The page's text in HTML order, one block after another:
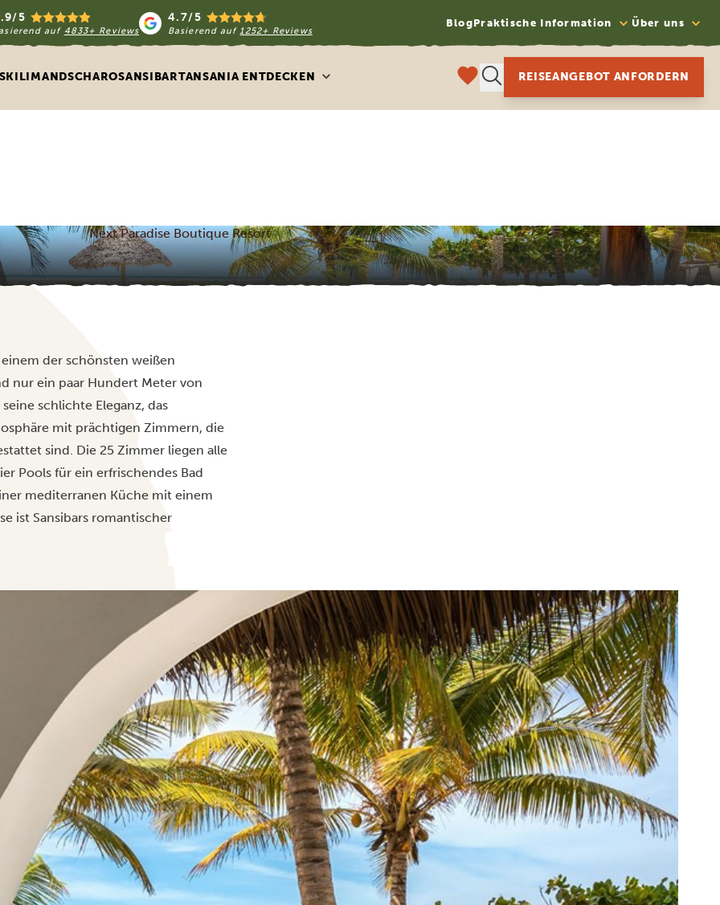
5
auf 4833+ Reviews
4.7/5
Basierend auf1252+ Reviews
BlogPraktische Information Über uns
KILIMANDSCHAROSANSIBARTANSANIA ENTDECKEN REISEANGEBOT ANFORDERN
Next Paradise Boutique Resort
der schönsten weißen
nur ein paar Hundert Meter von
schlichte Eleganz, das
mit prächtigen Zimmern, die
sind. Die 25 Zimmer liegen alle
Pools für ein erfrischendes Bad
mediterranen Küche mit einem
ist Sansibars romantischer